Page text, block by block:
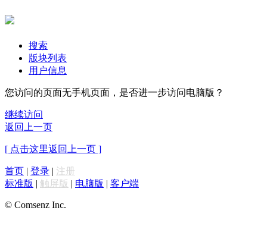
搜索
版块列表
用户信息
您访问的页面无手机页面，是否进一步访问电脑版？
继续访问
返回上一页
[ 点击这里返回上一页 ]
首页 | 登录 | 注册
标准版 | 触屏版 | 电脑版 | 客户端
© Comsenz Inc.